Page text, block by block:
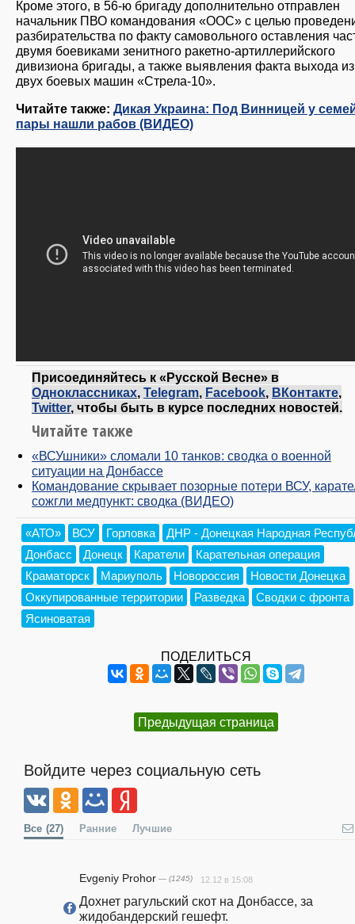
Кроме этого, в 56-ю бригаду дополнительно отправлен
начальник ПВО командования «ООС» с целью
разбирательства по факту самовольного оставления
двумя боевиками зенитного ракетно-артиллерийского
дивизиона бригады, а также выявления факта выхода
двух боевых машин «Стрела-10».
Читайте также: Дикая Украина: Под Винницей у
пары нашли рабов (ВИДЕО)
Присоединяйтесь к «Русской Весне» в
Одноклассниках, Telegram, Facebook, ВКонтакте,
Twitter, чтобы быть в курсе последних новостей.
Читайте также
«ВСУшники» сломали 10 танков: сводка о военной
ситуации на Донбассе
Командование скрывает позорные потери ВСУ,
сожгли медпункт: сводка (ВИДЕО)
«АТО» ВСУ Горловка
ДНР - Донецкая Народная
Донбасс
Донецк Каратели
Карательная операция
Краматорск
Мариуполь Новороссия
Новости Донецка
Оккупированные территории
Разведка
Сводки с фронта
Ясиноватая
ПОДЕЛИТЬСЯ
Предыдущая страница
Войдите через социальную сеть
Все (27) Ранние Лучшие
Evgeniy Prohor — (1245) 12.12 в 15:08
Дохнет рагульский скот на Донбассе, за
жидобандерский гешефт.